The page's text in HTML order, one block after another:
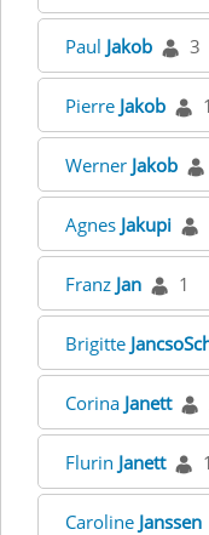
Paul Jakob 3
Pierre Jakob 1
Werner Jakob
Agnes Jakupi
Franz Jan 1
Brigitte
Corina Janett
Flurin Janett 1
Caroline Janssen